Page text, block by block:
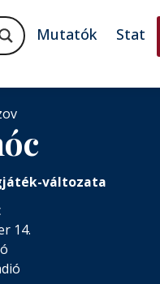
Mutatók Stat
változata
14.